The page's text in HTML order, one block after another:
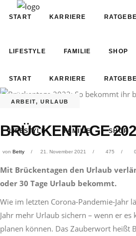
START KARRIERE
LIFESTYLE FAMILIE SHOP
START KARRIERE
LIFESTYLE FAMILIE SHOP
ARBEIT,URLAUB
BRÜCKENTAGE
von Betty 21. November 2021 475
Mit Brückentagen den Urlaub
oder 30 Tage Urlaub bekommt.
Wie im letzten Corona-Pandemie-Jahr
Jahr mehr Urlaub sichern – wenn er
planen können. Das Zauberwort heißt